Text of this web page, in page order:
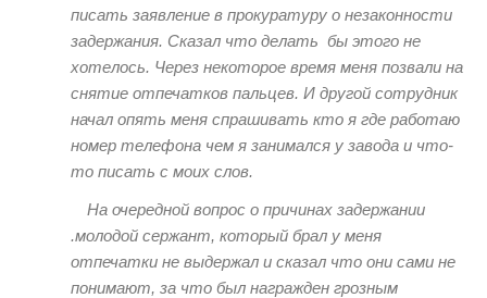
писать заявление в прокуратуру о незаконности
задержания. Сказал что делать бы этого не
хотелось. Через некоторое время меня позвали на
снятие отпечатков пальцев. И другой сотрудник
начал опять​ меня спрашивать кто я где работаю
номер телефона чем я занимался у завода и что-
то писать с моих слов.
На очередной вопрос о причинах задержании
.молодой сержант, который брал у меня
отпечатки не выдержал и сказал что они сами не
понимают, за что был награжден грозным